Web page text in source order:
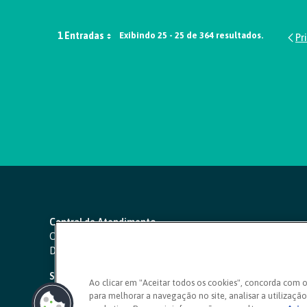
1 Entradas Exibindo 25 - 25 de 364 resultados.
Central de Atendimento
Capitais e regiões metropolitanas:
Demais localidades:
SAC 24 horas
Ouvidoria
Ao clicar em "Aceitar todos os cookies", concorda com
para melhorar a navegação no site, analisar a